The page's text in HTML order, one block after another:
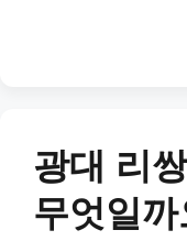
광대 리
무엇일